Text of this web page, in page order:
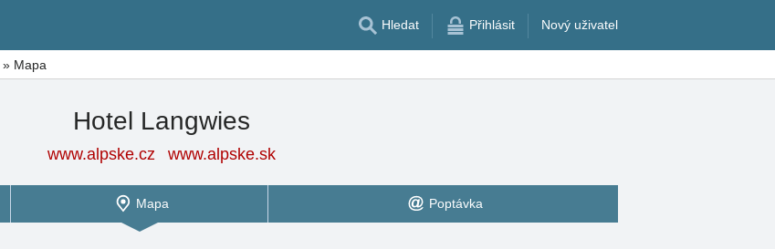
Hledat Přihlásit Nový uživatel
» Mapa
Hotel Langwies
www.alpske.cz www.alpske.sk
Mapa Poptávka